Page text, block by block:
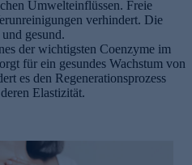
Umwelteinflüssen. Freie
verhindert. Die
gesund.
der wichtigsten Coenzyme im
für ein gesundes Wachstum von
es den Regenerationsprozess
Elastizität.